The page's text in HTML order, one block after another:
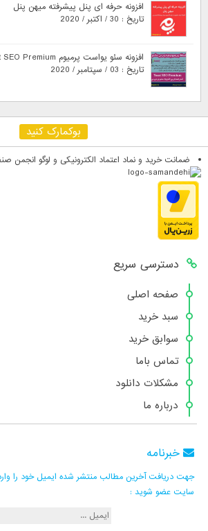
افزونه حرفه ای پنل پیشرفته میهن پنل
تاریخ : 30 / اکتبر / 2020
افزونه سئو یواست پرمیوم Yoast SEO Premium
تاریخ : 03 / سپتامبر / 2020
بوکمارک کنید
ضمانت خرید و نماد اعتماد الکترونیکی و لوگو انجمن
دسترسی سریع
صفحه اصلی
سبد خرید
سوابق خرید
تماس باما
مشکلات دانلود
درباره ما
خبرنامه
جهت دریافت آخرین مطالب منتشر شده ایمیل خود را وارد
سایت عضو شوید :